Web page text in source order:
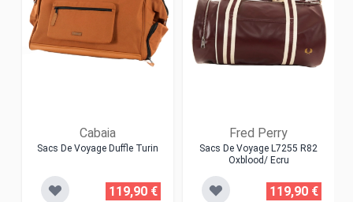
Cabaia
Sacs De Voyage Duffle Turin
119,90 €
Fred Perry
Sacs De Voyage L7255 R82
Oxblood/ Ecru
119,90 €